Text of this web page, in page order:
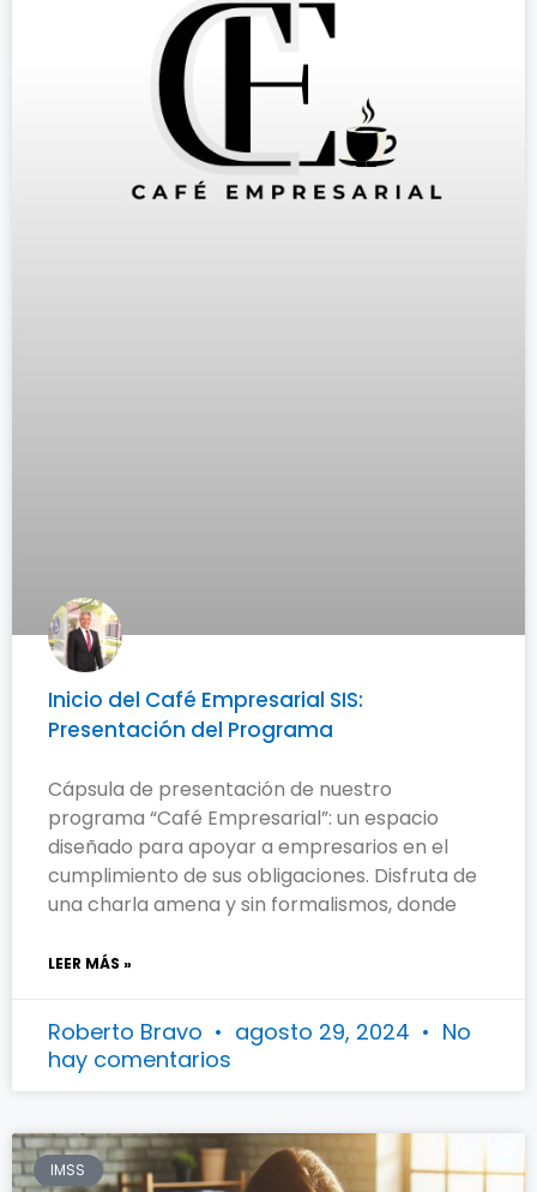
Inicio del Café Empresarial SIS:
Presentación del Programa
Cápsula de presentación de nuestro
programa “Café Empresarial”: un espacio
diseñado para apoyar a empresarios en el
cumplimiento de sus obligaciones. Disfruta de
una charla amena y sin formalismos, donde
LEER MÁS »
Roberto Bravo agosto 29, 2024
No
hay comentarios
IMSS